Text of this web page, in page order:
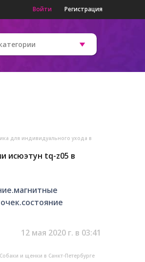
Войти Регистрация
для индивидуального ухода в
исюэтун tq-z05 в
12 мая 2020 г. в 03:41
Собаки и щенки в Санкт-Петербурге